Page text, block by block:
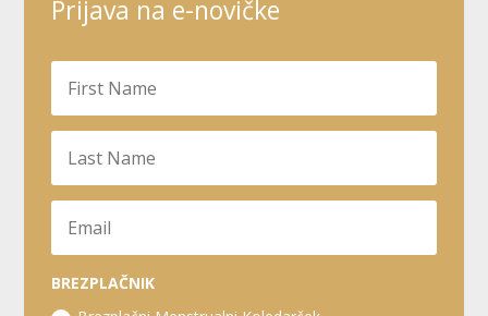
Prijava na e-novičke
BREZPLAČNIK